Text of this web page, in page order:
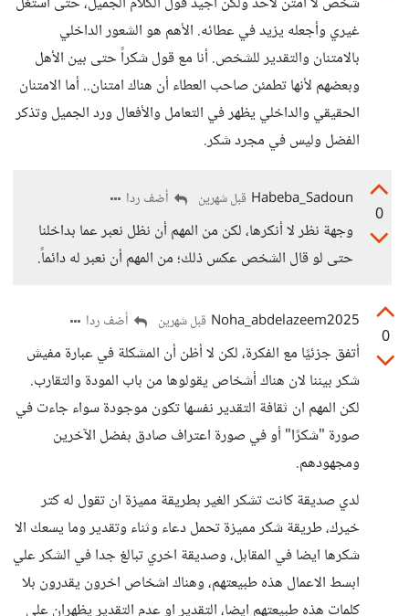
غيري وأجعله يزيد في عطائه. الأهم هو الشعور الداخلي
بالامتنان والتقدير للشخص. أنا مع قول شكراً حتى بين الأهل
وبعضهم لأنها تطمئن صاحب العطاء أن هناك امتنان.. أما الامتنان
الحقيقي والداخلي يظهر في التعامل والأفعال ورد الجميل وتذكر
الفضل وليس في مجرد شكر.
0
Habeba_Sadoun قبل شهرين أضف ردا
وجهة نظر لا أنكرها، لكن من المهم أن نظل نعبر عما بداخلنا
حتى لو قال الشخص عكس ذلك؛ من المهم أن نعبر له دائماً.
0
Noha_abdelazeem2025 قبل شهرين أضف ردا
أتفق جزئيًا مع الفكرة، لكن لا أظن أن المشكلة في عبارة مفيش
شكر بيننا لان هناك أشخاص يقولوها من باب المودة والتقارب.
لكن المهم ان ثقافة التقدير نفسها تكون موجودة سواء جاءت في
صورة "شكرًا" أو في صورة اعتراف صادق بفضل الآخرين
ومجهودهم.
لدي صديقة كانت تشكر الغير بطريقة مميزة ان تقول له كتر
خيرك، طريقة شكر مميزة تحمل دعاء وثناء وتقدير وما يسعك الا
شكرها ايضا في المقابل، وصديقة اخري تبالغ جدا في الشكر علي
ابسط الاعمال هذه طبيعتهم، وهناك اشخاص اخرون يقدرون بلا